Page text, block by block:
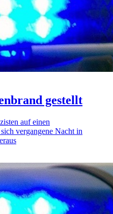
gestellt
auf einen
vergangene Nacht in